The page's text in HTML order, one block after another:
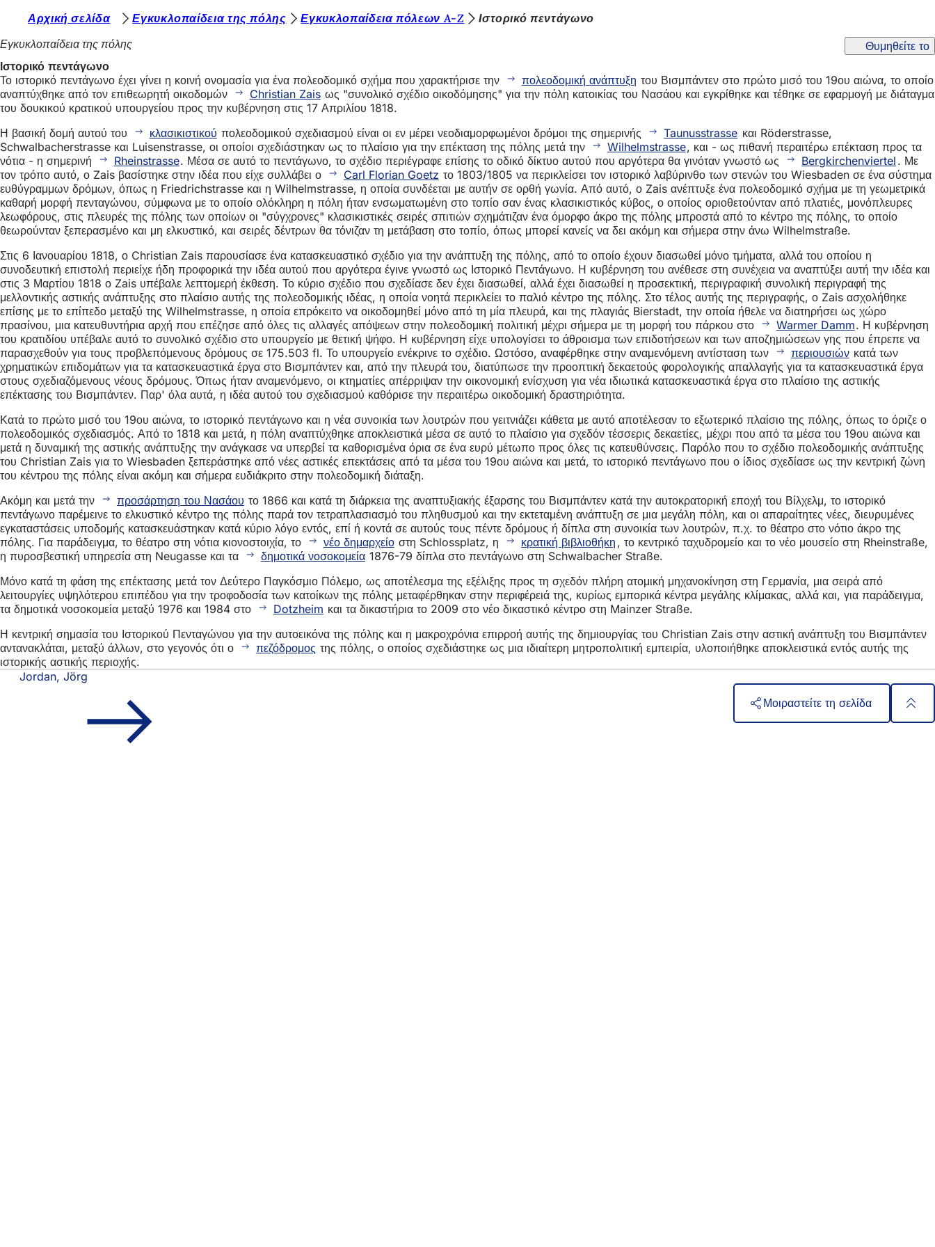
Μετάβαση στο περιεχόμενο
ρ
ί
σ
κ
ε
σ
τ
ε
ε
δ
ώ
:
Αρχική σελίδα Εγκυκλοπαίδεια της πόλης Εγκυκλοπαίδεια πόλεων A-Z
Ιστορικό πεντάγωνο
Εγκυκλοπαίδεια της πόλης
Θυμηθείτε το
Ιστορικό πεντάγωνο
Το ιστορικό πεντάγωνο έχει γίνει η κοινή ονομασία για ένα πολεοδομικό σχήμα που χαρακτήρισε την
πολεοδομική ανάπτυξη του Βισμπάντεν στο πρώτο μισό του 19ου αιώνα, το οποίο
αναπτύχθηκε από τον επιθεωρητή οικοδομών
Christian Zais ως "συνολικό σχέδιο οικοδόμησης" για την πόλη κατοικίας του Νασάου και εγκρίθηκε και τέθηκε σε εφαρμογή με διάταγμα
του δουκικού κρατικού υπουργείου προς την κυβέρνηση στις 17 Απριλίου 1818.
Η βασική δομή αυτού του
κλασικιστικού πολεοδομικού σχεδιασμού είναι οι εν μέρει νεοδιαμορφωμένοι δρόμοι της σημερινής Taunusstrasse και Röderstrasse,
Schwalbacherstrasse και Luisenstrasse, οι οποίοι σχεδιάστηκαν ως το πλαίσιο για την επέκταση της πόλης μετά την
Wilhelmstrasse, και - ως πιθανή περαιτέρω επέκταση προς τα
νότια - η σημερινή
Rheinstrasse. Μέσα σε αυτό το πεντάγωνο, το σχέδιο περιέγραφε επίσης το οδικό δίκτυο αυτού που αργότερα θα γινόταν γνωστό ως Bergkirchenviertel . Με
τον τρόπο αυτό, ο Zais βασίστηκε στην ιδέα που είχε συλλάβει ο
Carl Florian Goetz το 1803/1805 να περικλείσει τον ιστορικό λαβύρινθο των στενών του Wiesbaden σε ένα σύστημα
ευθύγραμμων δρόμων, όπως η Friedrichstrasse και η Wilhelmstrasse, η οποία συνδέεται με αυτήν σε ορθή γωνία. Από αυτό, ο Zais ανέπτυξε ένα πολεοδομικό σχήμα με τη γεωμετρικά
καθαρή μορφή πενταγώνου, σύμφωνα με το οποίο ολόκληρη η πόλη ήταν ενσωματωμένη στο τοπίο σαν ένας κλασικιστικός κύβος, ο οποίος οριοθετούνταν από πλατιές, μονόπλευρες
λεωφόρους, στις πλευρές της πόλης των οποίων οι "σύγχρονες" κλασικιστικές σειρές σπιτιών σχημάτιζαν ένα όμορφο άκρο της πόλης μπροστά από το κέντρο της πόλης, το οποίο
θεωρούνταν ξεπερασμένο και μη ελκυστικό, και σειρές δέντρων θα τόνιζαν τη μετάβαση στο τοπίο, όπως μπορεί κανείς να δει ακόμη και σήμερα στην άνω Wilhelmstraße.
Στις 6 Ιανουαρίου 1818, ο Christian Zais παρουσίασε ένα κατασκευαστικό σχέδιο για την ανάπτυξη της πόλης, από το οποίο έχουν διασωθεί μόνο τμήματα, αλλά του οποίου η
συνοδευτική επιστολή περιείχε ήδη προφορικά την ιδέα αυτού που αργότερα έγινε γνωστό ως Ιστορικό Πεντάγωνο. Η κυβέρνηση του ανέθεσε στη συνέχεια να αναπτύξει αυτή την ιδέα και
στις 3 Μαρτίου 1818 ο Zais υπέβαλε λεπτομερή έκθεση. Το κύριο σχέδιο που σχεδίασε δεν έχει διασωθεί, αλλά έχει διασωθεί η προσεκτική, περιγραφική συνολική περιγραφή της
μελλοντικής αστικής ανάπτυξης στο πλαίσιο αυτής της πολεοδομικής ιδέας, η οποία νοητά περικλείει το παλιό κέντρο της πόλης. Στο τέλος αυτής της περιγραφής, ο Zais ασχολήθηκε
επίσης με το επίπεδο μεταξύ της Wilhelmstrasse, η οποία επρόκειτο να οικοδομηθεί μόνο από τη μία πλευρά, και της πλαγιάς Bierstadt, την οποία ήθελε να διατηρήσει ως χώρο
πρασίνου, μια κατευθυντήρια αρχή που επέζησε από όλες τις αλλαγές απόψεων στην πολεοδομική πολιτική μέχρι σήμερα με τη μορφή του πάρκου στο
Warmer Damm. Η κυβέρνηση
του κρατιδίου υπέβαλε αυτό το συνολικό σχέδιο στο υπουργείο με θετική ψήφο. Η κυβέρνηση είχε υπολογίσει το άθροισμα των επιδοτήσεων και των αποζημιώσεων γης που έπρεπε να
παρασχεθούν για τους προβλεπόμενους δρόμους σε 175.503 fl. Το υπουργείο ενέκρινε το σχέδιο. Ωστόσο, αναφέρθηκε στην αναμενόμενη αντίσταση των
περιουσιών κατά των
χρηματικών επιδομάτων για τα κατασκευαστικά έργα στο Βισμπάντεν και, από την πλευρά του, διατύπωσε την προοπτική δεκαετούς φορολογικής απαλλαγής για τα κατασκευαστικά έργα
στους σχεδιαζόμενους νέους δρόμους. Όπως ήταν αναμενόμενο, οι κτηματίες απέρριψαν την οικονομική ενίσχυση για νέα ιδιωτικά κατασκευαστικά έργα στο πλαίσιο της αστικής
επέκτασης του Βισμπάντεν. Παρ' όλα αυτά, η ιδέα αυτού του σχεδιασμού καθόρισε την περαιτέρω οικοδομική δραστηριότητα.
Κατά το πρώτο μισό του 19ου αιώνα, το ιστορικό πεντάγωνο και η νέα συνοικία των λουτρών που γειτνιάζει κάθετα με αυτό αποτέλεσαν το εξωτερικό πλαίσιο της πόλης, όπως το όριζε ο
πολεοδομικός σχεδιασμός. Από το 1818 και μετά, η πόλη αναπτύχθηκε αποκλειστικά μέσα σε αυτό το πλαίσιο για σχεδόν τέσσερις δεκαετίες, μέχρι που από τα μέσα του 19ου αιώνα και
μετά η δυναμική της αστικής ανάπτυξης την ανάγκασε να υπερβεί τα καθορισμένα όρια σε ένα ευρύ μέτωπο προς όλες τις κατευθύνσεις. Παρόλο που το σχέδιο πολεοδομικής ανάπτυξης
του Christian Zais για το Wiesbaden ξεπεράστηκε από νέες αστικές επεκτάσεις από τα μέσα του 19ου αιώνα και μετά, το ιστορικό πεντάγωνο που ο ίδιος σχεδίασε ως την κεντρική ζώνη
του κέντρου της πόλης είναι ακόμη και σήμερα ευδιάκριτο στην πολεοδομική διάταξη.
Ακόμη και μετά την
προσάρτηση του Νασάου το 1866 και κατά τη διάρκεια της αναπτυξιακής έξαρσης του Βισμπάντεν κατά την αυτοκρατορική εποχή του Βίλχελμ, το ιστορικό
πεντάγωνο παρέμεινε το ελκυστικό κέντρο της πόλης παρά τον τετραπλασιασμό του πληθυσμού και την εκτεταμένη ανάπτυξη σε μια μεγάλη πόλη, και οι απαραίτητες νέες, διευρυμένες
εγκαταστάσεις υποδομής κατασκευάστηκαν κατά κύριο λόγο εντός, επί ή κοντά σε αυτούς τους πέντε δρόμους ή δίπλα στη συνοικία των λουτρών, π.χ. το θέατρο στο νότιο άκρο της
πόλης. Για παράδειγμα, το θέατρο στη νότια κιονοστοιχία, το
νέο δημαρχείο στη Schlossplatz, η κρατική βιβλιοθήκη , το κεντρικό ταχυδρομείο και το νέο μουσείο στη Rheinstraße,
η πυροσβεστική υπηρεσία στη Neugasse και τα
δημοτικά νοσοκομεία 1876-79 δίπλα στο πεντάγωνο στη Schwalbacher Straße.
Μόνο κατά τη φάση της επέκτασης μετά τον Δεύτερο Παγκόσμιο Πόλεμο, ως αποτέλεσμα της εξέλιξης προς τη σχεδόν πλήρη ατομική μηχανοκίνηση στη Γερμανία, μια σειρά από
λειτουργίες υψηλότερου επιπέδου για την τροφοδοσία των κατοίκων της πόλης μεταφέρθηκαν στην περιφέρειά της, κυρίως εμπορικά κέντρα μεγάλης κλίμακας, αλλά και, για παράδειγμα,
τα δημοτικά νοσοκομεία μεταξύ 1976 και 1984 στο
Dotzheim και τα δικαστήρια το 2009 στο νέο δικαστικό κέντρο στη Mainzer Straße.
Η κεντρική σημασία του Ιστορικού Πενταγώνου για την αυτοεικόνα της πόλης και η μακροχρόνια επιρροή αυτής της δημιουργίας του Christian Zais στην αστική ανάπτυξη του Βισμπάντεν
αντανακλάται, μεταξύ άλλων, στο γεγονός ότι ο
πεζόδρομος της πόλης, ο οποίος σχεδιάστηκε ως μια ιδιαίτερη μητροπολιτική εμπειρία, υλοποιήθηκε αποκλειστικά εντός αυτής της
ιστορικής αστικής περιοχής.
Jordan, Jörg
Μοιραστείτε τη σελίδα